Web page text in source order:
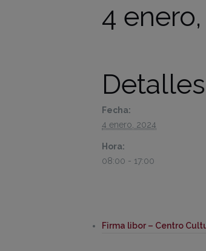
4
Detalles
Fecha:
4 enero, 2024
Hora:
08:00 - 17:00
Firma libor – Centro